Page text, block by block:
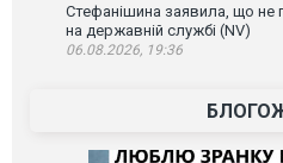
Стефанішина заявила, що не
на державній службі (NV)
06.08.2026, 19:36